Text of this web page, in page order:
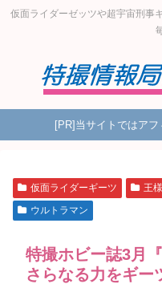
仮面ライダーゼッツや超宇宙刑事
[PR]当サイトではア
仮面ライダーギーツ
王
ウルトラマン
特撮ホビー誌3月
さらなる力をギー